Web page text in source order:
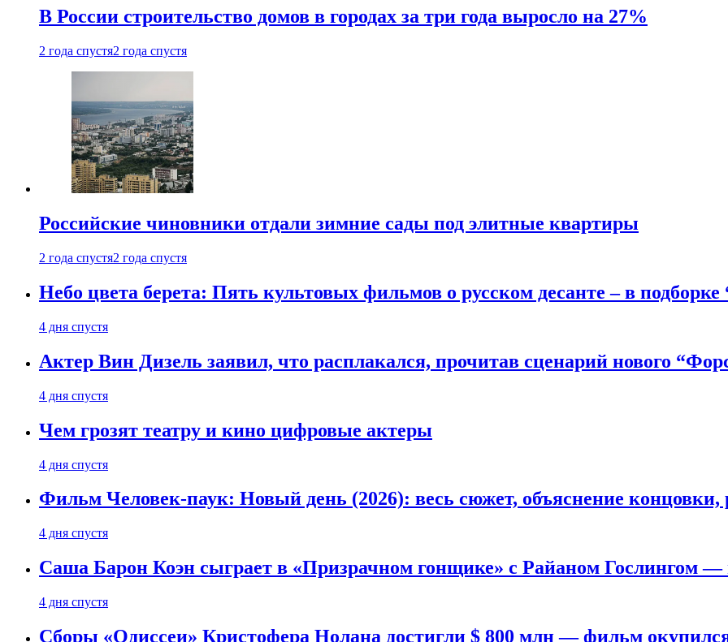
В России строительство домов в городах за три года выросло на 27%
2 года спустя2 года спустя
Российские чиновники отдали зимние сады под элитные квартиры
2 года спустя2 года спустя
Небо цвета берета: Пять культовых фильмов о русском десанте – в подборке
4 дня спустя
Актер Вин Дизель заявил, что расплакался, прочитав сценарий нового
4 дня спустя
Чем грозят театру и кино цифровые актеры
4 дня спустя
Фильм Человек-паук: Новый день (2026): весь сюжет, объяснение концовки,
4 дня спустя
Саша Барон Коэн сыграет в «Призрачном гонщике» с Райаном Гослингом —
4 дня спустя
Сборы «Одиссеи» Кристофера Нолана достигли $ 800 млн — фильм